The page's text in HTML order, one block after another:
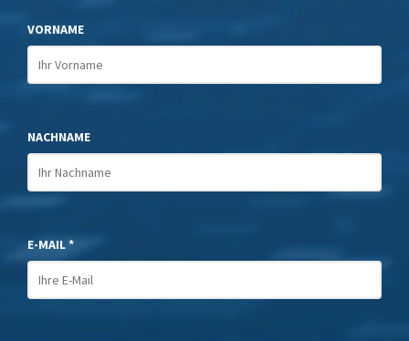
VORNAME
NACHNAME
E-MAIL *